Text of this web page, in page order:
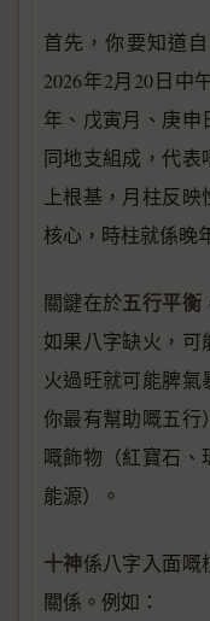
首先，你要知道
2026年2月20日中
年、戊寅月、庚申
同地支組成，代表
上根基，月柱反
核心，時柱就係晚
關鍵在於五行平衡
如果八字缺火，可
火過旺就可能脾氣
你最有幫助嘅五行
嘅飾物（紅寶石、
能源）。
十神係八字入面嘅
關係。例如：